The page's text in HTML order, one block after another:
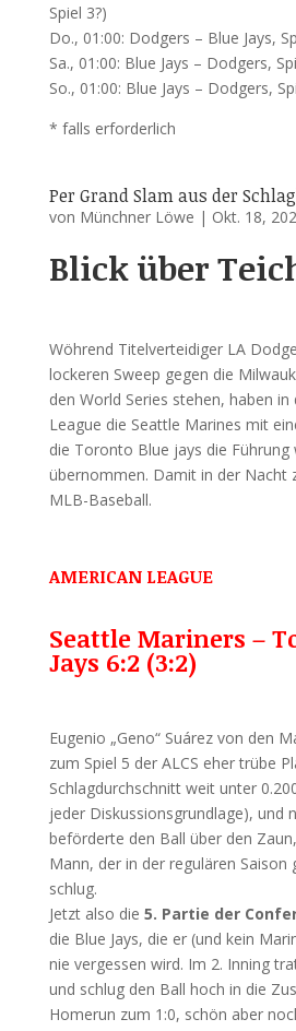
Spiel 3?)
Do., 01:00: Dodgers – Blue Jays,
Sa., 01:00: Blue Jays – Dodgers,
So., 01:00: Blue Jays – Dodgers,
* falls erforderlich
Per Grand Slam aus der
von Münchner Löwe | Okt. 18,
Blick über
Wöhrend Titelverteidiger LA
lockeren Sweep gegen die
den World Series stehen, haben in
League die Seattle Marines mit
die Toronto Blue jays die Führung
übernommen. Damit in der Nacht
MLB-Baseball.
AMERICAN LEAGUE
Seattle Mariners –
Jays 6:2 (3:2)
Eugenio „Geno“ Suárez von den
zum Spiel 5 der ALCS eher trübe
Schlagdurchschnitt weit unter
jeder Diskussionsgrundlage), und
beförderte den Ball über den
Mann, der in der regulären Saison
schlug.
Jetzt also die 5. Partie der
die Blue Jays, die er (und kein
nie vergessen wird. Im 2. Inning
und schlug den Ball hoch in die
Homerun zum 1:0, schön aber